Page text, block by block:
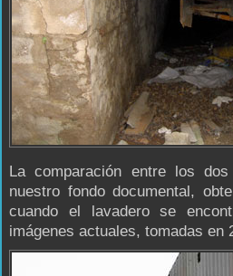
La comparación entre los
nuestro fondo documental,
cuando el lavadero se
imágenes actuales, tomadas